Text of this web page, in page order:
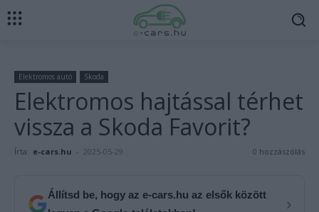
Elektromos autó Skoda
Elektromos hajtással térhet
vissza a Skoda Favorit?
Írta: e-cars.hu - 2025-05-29 0 hozzászólás
Állítsd be, hogy az e-cars.hu az elsők között
›